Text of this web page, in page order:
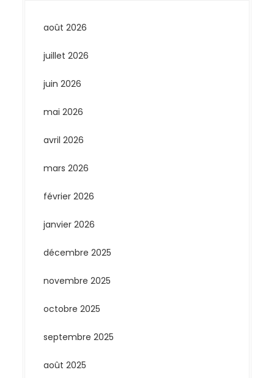
août 2026
juillet 2026
juin 2026
mai 2026
avril 2026
mars 2026
février 2026
janvier 2026
décembre 2025
novembre 2025
octobre 2025
septembre 2025
août 2025